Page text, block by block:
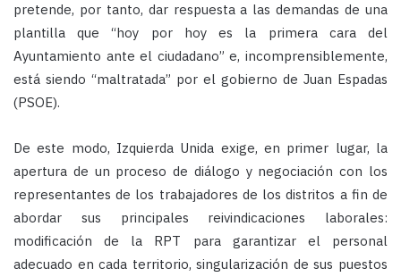
pretende, por tanto, dar respuesta a las demandas de una
plantilla que “hoy por hoy es la primera cara del
Ayuntamiento ante el ciudadano” e, incomprensiblemente,
está siendo “maltratada” por el gobierno de Juan Espadas
(PSOE).
De este modo, Izquierda Unida exige, en primer lugar, la
apertura de un proceso de diálogo y negociación con los
representantes de los trabajadores de los distritos a fin de
abordar sus principales reivindicaciones laborales:
modificación de la RPT para garantizar el personal
adecuado en cada territorio, singularización de sus puestos